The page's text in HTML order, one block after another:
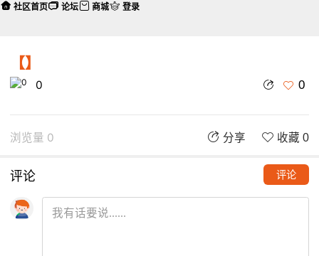
【】
0 0
浏览量 0 分享 收藏 0
评论 评论
社区首页 论坛 商城 登录